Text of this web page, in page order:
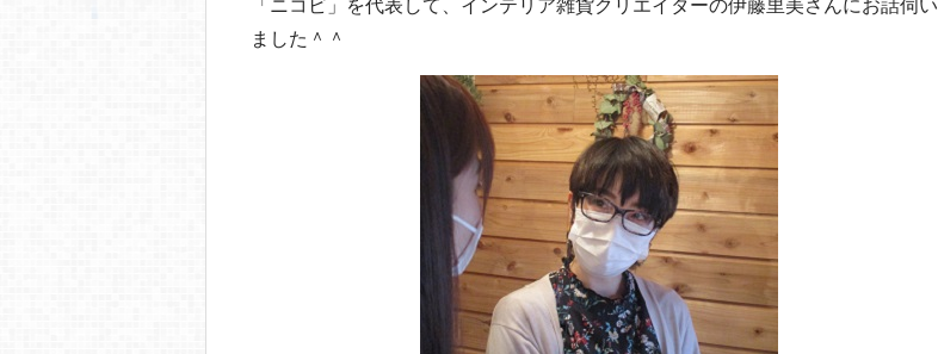
k
「ニコビ」を代表して、インテリア雑貨クリエイターの伊藤里美さんにお話伺い
ました＾＾